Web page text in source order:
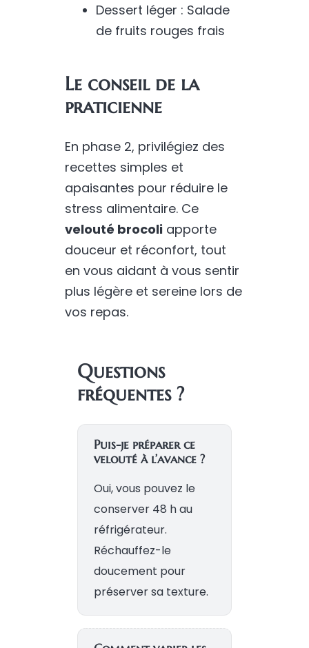
Dessert léger : Salade
de fruits rouges frais
Le conseil de la
praticienne
En phase 2, privilégiez des
recettes simples et
apaisantes pour réduire le
stress alimentaire. Ce
velouté brocoli apporte
douceur et réconfort, tout
en vous aidant à vous sentir
plus légère et sereine lors de
vos repas.
Questions
fréquentes ?
Puis-je préparer ce
velouté à l’avance ?
Oui, vous pouvez le
conserver 48 h au
réfrigérateur.
Réchauffez-le
doucement pour
préserver sa texture.